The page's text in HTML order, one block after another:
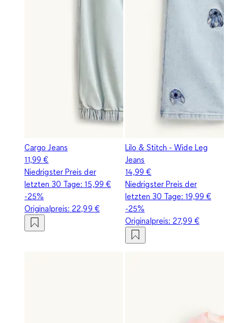
Cargo Jeans
11,99 €
Niedrigster Preis der
letzten 30 Tage:15,99 €
-25%
Originalpreis: 22,99 €
Lilo & Stitch - Wide Leg
Jeans
14,99 €
Niedrigster Preis der
letzten 30 Tage:19,99 €
-25%
Originalpreis: 27,99 €